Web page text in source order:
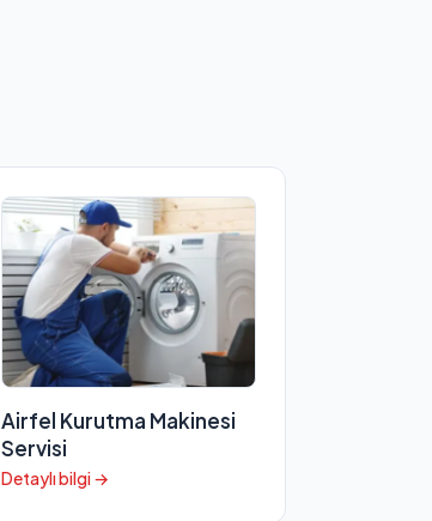
Airfel Kurutma Makinesi
Servisi
Detaylı bilgi →